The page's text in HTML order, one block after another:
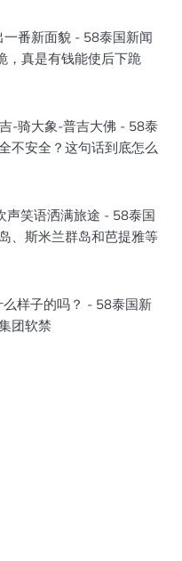
番新面貌 - 58泰国新闻
，真是有钱能使后下跪
-骑大象-普吉大佛 - 58泰
不安全？这句话到底怎么
声笑语洒满旅途 - 58泰国
、斯米兰群岛和芭提雅等
样子的吗？ - 58泰国新
团软禁